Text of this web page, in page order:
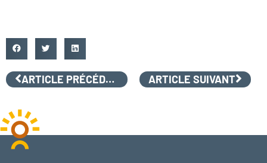
ARTICLE PRÉCÉDENT ARTICLE SUIVANT